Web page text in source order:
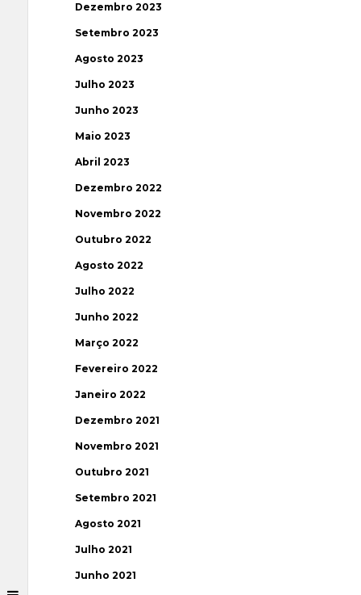
Dezembro 2023
Setembro 2023
Agosto 2023
Julho 2023
Junho 2023
Maio 2023
Abril 2023
Dezembro 2022
Novembro 2022
Outubro 2022
Agosto 2022
Julho 2022
Junho 2022
Março 2022
Fevereiro 2022
Janeiro 2022
Dezembro 2021
Novembro 2021
Outubro 2021
Setembro 2021
Agosto 2021
Julho 2021
Junho 2021